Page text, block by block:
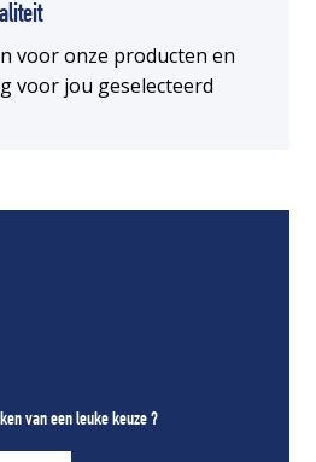
voor onze producten en
voor jou geselecteerd
van een leuke keuze ?